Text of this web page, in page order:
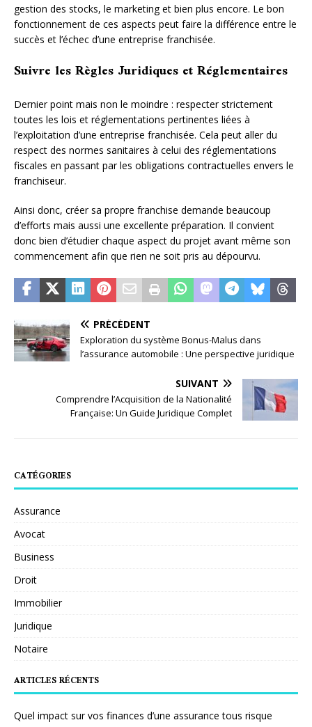
gestion des stocks, le marketing et bien plus encore. Le bon
fonctionnement de ces aspects peut faire la différence entre le
succès et l’échec d’une entreprise franchisée.
Suivre les Règles Juridiques et Réglementaires
Dernier point mais non le moindre : respecter strictement
toutes les lois et réglementations pertinentes liées à
l’exploitation d’une entreprise franchisée. Cela peut aller du
respect des normes sanitaires à celui des réglementations
fiscales en passant par les obligations contractuelles envers le
franchiseur.
Ainsi donc, créer sa propre franchise demande beaucoup
d’efforts mais aussi une excellente préparation. Il convient
donc bien d’étudier chaque aspect du projet avant même son
commencement afin que rien ne soit pris au dépourvu.
PRÉCÉDENT
Exploration du système Bonus-Malus dans
l’assurance automobile : Une perspective juridique
SUIVANT
Comprendre l’Acquisition de la Nationalité
Française: Un Guide Juridique Complet
CATÉGORIES
Assurance
Avocat
Business
Droit
Immobilier
Juridique
Notaire
ARTICLES RÉCENTS
Quel impact sur vos finances d’une assurance tous risque